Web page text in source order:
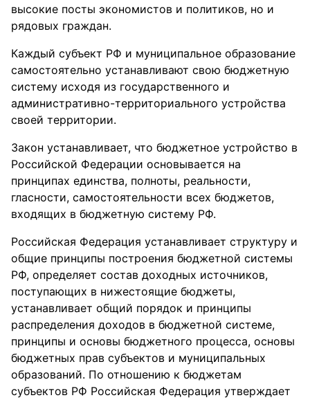
высокие посты экономистов и политиков, но и
рядовых граждан.
Каждый субъект РФ и муниципальное образование
самостоятельно устанавливают свою бюджетную
систему исходя из государственного и
административно-территориального устройства
своей территории.
Закон устанавливает, что бюджетное устройство в
Российской Федерации основывается на
принципах единства, полноты, реальности,
гласности, самостоятельности всех бюджетов,
входящих в бюджетную систему РФ.
Российская Федерация устанавливает структуру и
общие принципы построения бюджетной системы
РФ, определяет состав доходных источников,
поступающих в нижестоящие бюджеты,
устанавливает общий порядок и принципы
распределения доходов в бюджетной системе,
принципы и основы бюджетного процесса, основы
бюджетных прав субъектов и муниципальных
образований. По отношению к бюджетам
субъектов РФ Российская Федерация утверждает